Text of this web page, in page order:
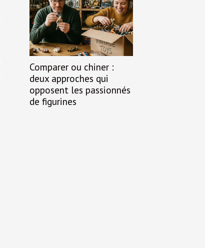
Comparer ou chiner :
deux approches qui
opposent les passionnés
de figurines